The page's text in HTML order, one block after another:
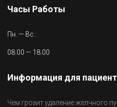
Часы Работы
Пн. — Вс.:
08.00 — 18.00
Информация для
Чем грозит удаление желчного